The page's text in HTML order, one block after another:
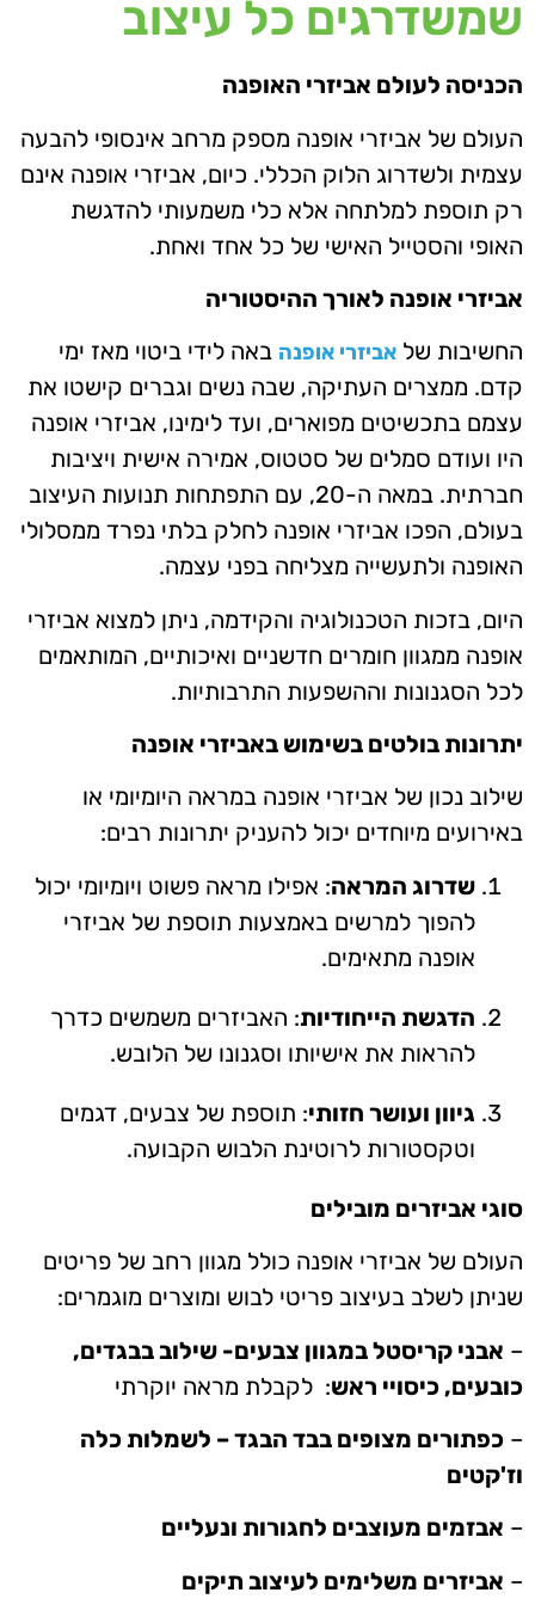
שמשדרגים כל עיצוב
הכניסה לעולם אביזרי האופנה
העולם של אביזרי אופנה מספק מרחב אינסופי להבעה
עצמית ולשדרוג הלוק הכללי. כיום, אביזרי אופנה אינם
רק תוספת למלתחה אלא כלי משמעותי להדגשת
האופי והסטייל האישי של כל אחד ואחת.
אביזרי אופנה לאורך ההיסטוריה
החשיבות של אביזרי אופנה באה לידי ביטוי מאז ימי
קדם. ממצרים העתיקה, שבה נשים וגברים קישטו את
עצמם בתכשיטים מפוארים, ועד לימינו, אביזרי אופנה
היו ועודם סמלים של סטטוס, אמירה אישית ויציבות
חברתית. במאה ה-20, עם התפתחות תנועות העיצוב
בעולם, הפכו אביזרי אופנה לחלק בלתי נפרד ממסלולי
האופנה ולתעשייה מצליחה בפני עצמה.
היום, בזכות הטכנולוגיה והקידמה, ניתן למצוא אביזרי
אופנה ממגוון חומרים חדשניים ואיכותיים, המותאמים
לכל הסגנונות וההשפעות התרבותיות.
יתרונות בולטים בשימוש באביזרי אופנה
שילוב נכון של אביזרי אופנה במראה היומיומי או
באירועים מיוחדים יכול להעניק יתרונות רבים:
שדרוג המראה: אפילו מראה פשוט ויומיומי יכול
להפוך למרשים באמצעות תוספת של אביזרי
אופנה מתאימים.
הדגשת הייחודיות: האביזרים משמשים כדרך
להראות את אישיותו וסגנונו של הלובש.
גיוון ועושר חזותי: תוספת של צבעים, דגמים
וטקסטורות לרוטינת הלבוש הקבועה.
סוגי אביזרים מובילים
העולם של אביזרי אופנה כולל מגוון רחב של פריטים
שניתן לשלב בעיצוב פריטי לבוש ומוצרים מוגמרים:
– אבני קריסטל במגוון צבעים- שילוב בבגדים,
כובעים, כיסויי ראש: לקבלת מראה יוקרתי
– כפתורים מצופים בבד הבגד – לשמלות כלה
וז'קטים
– אבזמים מעוצבים לחגורות ונעליים
– אביזרים משלימים לעיצוב תיקים